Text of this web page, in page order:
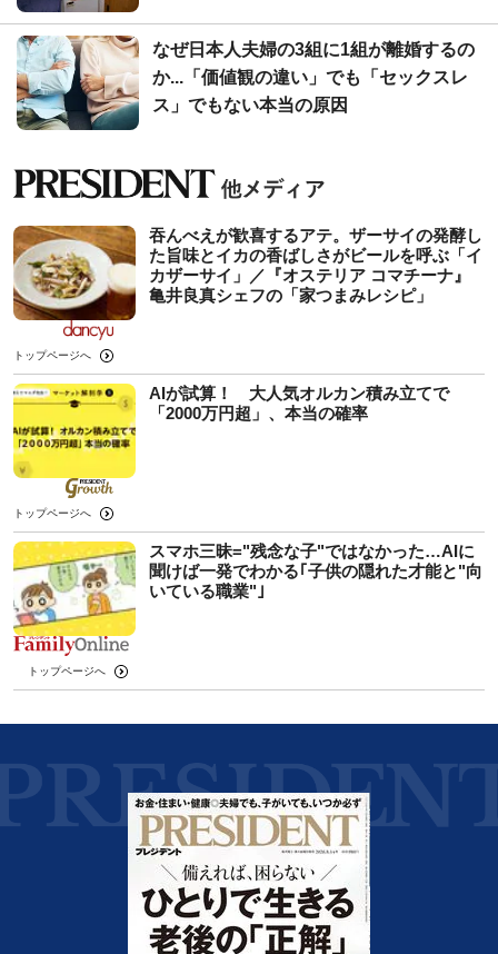
なぜ日本人夫婦の3組に1組が離婚するの
か...「価値観の違い」でも「セックスレ
ス」でもない本当の原因
吞んべえが歓喜するアテ。ザーサイの発酵し
た旨味とイカの香ばしさがビールを呼ぶ「イ
カザーサイ」／『オステリア コマチーナ』
⻲井良真シェフの「家つまみレシピ」
トップページへ
AIが試算！ 大人気オルカン積み立てで
「2000万円超」、本当の確率
トップページへ
スマホ三昧="残念な子"ではなかった…AIに
聞けば一発でわかる｢子供の隠れた才能と"向
いている職業"｣
トップページへ